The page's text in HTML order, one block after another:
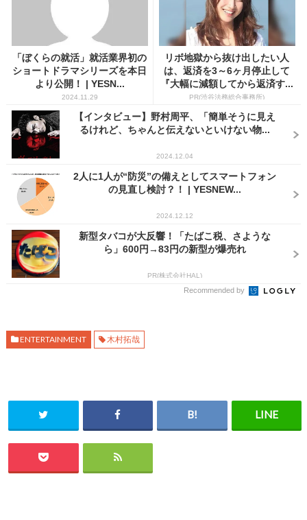
「ぼくらの就活」就活業界初の
ショートドラマシリーズを本日
より公開！ | YESN...
2024.11.29
リボ地獄から抜け出したい人
は、返済を3～6ヶ月停止して
『大幅に減額してから返済す...
PR(渋谷法務総合事務所)
【インタビュー】野村周平、「簡単そうに見え
るけれど、ちゃんと伝えないといけない物...
2024.12.04
2人に1人が“防災”の備えとしてスマートフォン
の見直し検討？！ | YESNEW...
2024.12.12
新型タバコが大反響！「たばこ税、さような
ら」600円→83円の新型が爆売れ
PR(株式会社HAL)
Recommended by
ENTERTAINMENT 木村拓哉